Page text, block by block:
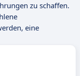
zu schaffen.
eine